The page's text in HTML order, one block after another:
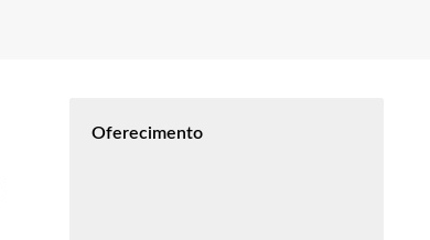
Oferecimento